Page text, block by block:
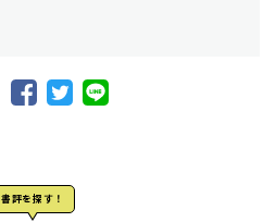
書評を探す！